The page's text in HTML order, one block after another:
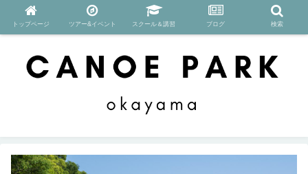
トップページ ツアー&イベント スクール＆講習 ブログ 検索